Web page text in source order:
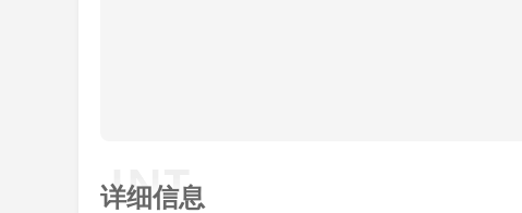
详细信息